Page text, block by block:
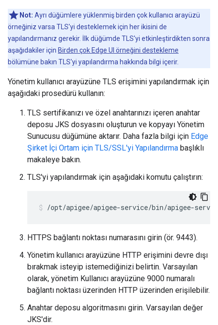
Not: Ayrı düğümlere yüklenmiş birden çok kullanıcı arayüzü
örneğiniz varsa TLS'yi desteklemek için her ikisini de
yapılandırmanız gerekir. İlk düğümde TLS'yi etkinleştirdikten sonra
aşağıdakiler için Birden çok Edge UI örneğini destekleme
bölümüne bakın TLS'yi yapılandırma hakkında bilgi içerir.
Yönetim kullanıcı arayüzüne TLS erişimini yapılandırmak için
aşağıdaki prosedürü kullanın:
TLS sertifikanızı ve özel anahtarınızı içeren anahtar
deposu JKS dosyasını oluşturun ve kopyayı Yönetim
Sunucusu düğümüne aktarır. Daha fazla bilgi için Edge
Şirket İçi Ortam için TLS/SSL'yi Yapılandırma başlıklı
makaleye bakın.
TLS'yi yapılandırmak için aşağıdaki komutu çalıştırın:
/opt/apigee/apigee-service/bin/apigee-
HTTPS bağlantı noktası numarasını girin (ör. 9443).
Yönetim kullanıcı arayüzüne HTTP erişimini devre dışı
bırakmak isteyip istemediğinizi belirtin. Varsayılan
olarak, yönetim Kullanıcı arayüzüne 9000 numaralı
bağlantı noktası üzerinden HTTP üzerinden erişilebilir.
Anahtar deposu algoritmasını girin. Varsayılan değer
JKS'dir.